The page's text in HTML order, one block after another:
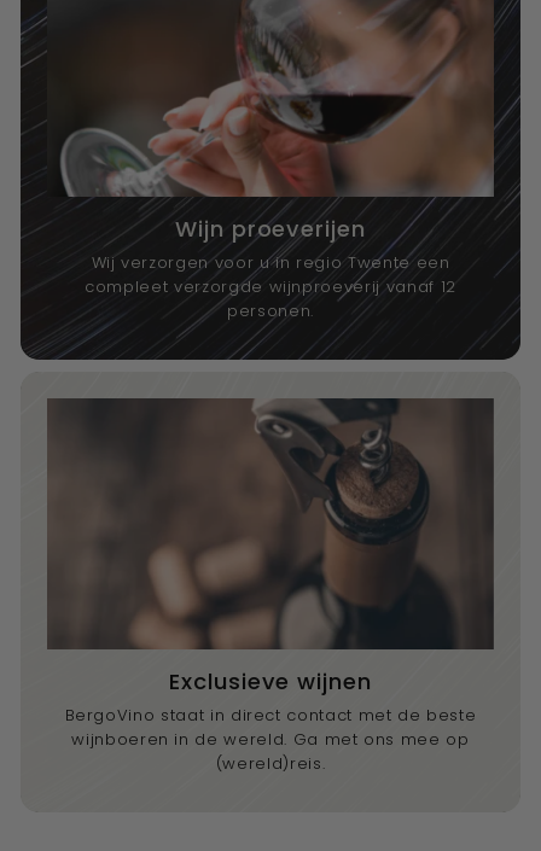
Wijn proeverijen
Wij verzorgen voor u in regio Twente een
compleet verzorgde wijnproeverij vanaf 12
personen.
Exclusieve wijnen
BergoVino staat in direct contact met de beste
wijnboeren in de wereld. Ga met ons mee op
(wereld)reis.